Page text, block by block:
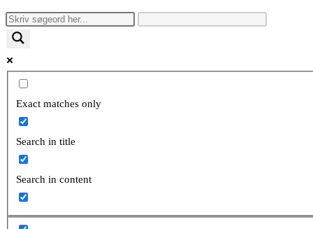
search
Exact matches only
Search in title
Search in content